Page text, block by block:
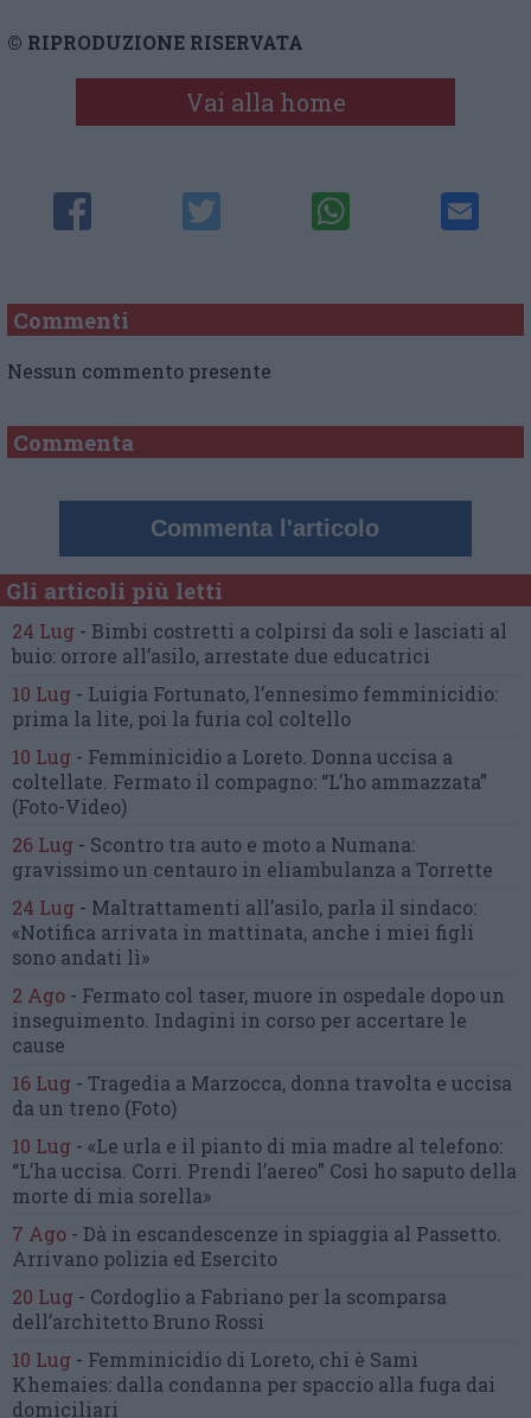
© RIPRODUZIONE RISERVATA
Vai alla home
Commenti
Nessun commento presente
Commenta
Commenta l'articolo
Gli articoli più letti
24 Lug - Bimbi costretti a colpirsi da soli e lasciati al
buio: orrore all’asilo, arrestate due educatrici
10 Lug - Luigia Fortunato, l’ennesimo femminicidio:
prima la lite, poi la furia col coltello
10 Lug - Femminicidio a Loreto. Donna uccisa a
coltellate. Fermato il compagno: “L’ho ammazzata”
(Foto-Video)
26 Lug - Scontro tra auto e moto a Numana:
gravissimo un centauro in eliambulanza a Torrette
24 Lug - Maltrattamenti all’asilo, parla il sindaco:
«Notifica arrivata in mattinata, anche i miei figli
sono andati lì»
2 Ago - Fermato col taser, muore in ospedale dopo un
inseguimento. Indagini in corso per accertare le
cause
16 Lug - Tragedia a Marzocca, donna travolta e uccisa
da un treno (Foto)
10 Lug - «Le urla e il pianto di mia madre al telefono:
“L’ha uccisa. Corri. Prendi l’aereo” Così ho saputo della
morte di mia sorella»
7 Ago - Dà in escandescenze in spiaggia al Passetto.
Arrivano polizia ed Esercito
20 Lug - Cordoglio a Fabriano per la scomparsa
dell’architetto Bruno Rossi
10 Lug - Femminicidio di Loreto, chi è Sami
Khemaies: dalla condanna per spaccio alla fuga dai
domiciliari